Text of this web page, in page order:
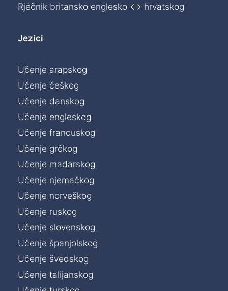
Rječnik britansko englesko ↔ hrvatskog
Jezici
Učenje arapskog
Učenje češkog
Učenje danskog
Učenje engleskog
Učenje francuskog
Učenje grčkog
Učenje mađarskog
Učenje njemačkog
Učenje norveškog
Učenje ruskog
Učenje slovenskog
Učenje španjolskog
Učenje švedskog
Učenje talijanskog